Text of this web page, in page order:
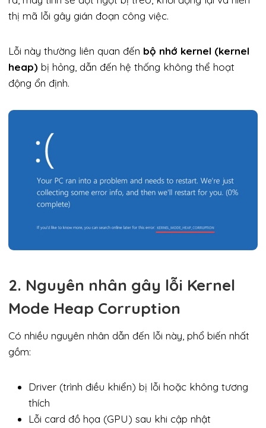
thị mã lỗi gây gián đoạn công việc.
Lỗi này thường liên quan đến bộ nhớ kernel (kernel
heap) bị hỏng, dẫn đến hệ thống không thể hoạt
động ổn định.
2. Nguyên nhân gây lỗi Kernel
Mode Heap Corruption
Có nhiều nguyên nhân dẫn đến lỗi này, phổ biến nhất
gồm:
Driver (trình điều khiển) bị lỗi hoặc không tương
thích
Lỗi card đồ họa (GPU) sau khi cập nhật